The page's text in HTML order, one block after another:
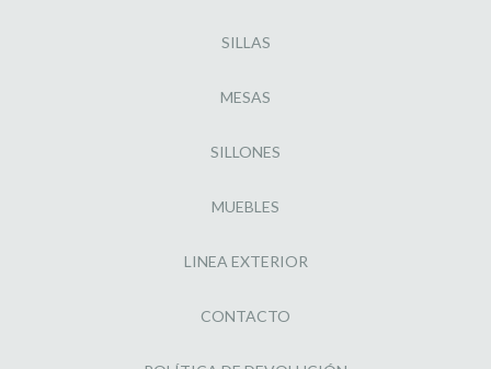
SILLAS
MESAS
SILLONES
MUEBLES
LINEA EXTERIOR
CONTACTO